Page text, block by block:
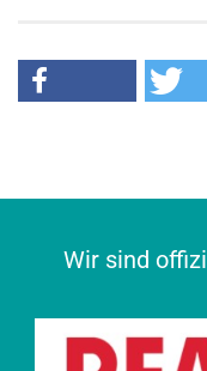
Wir sind